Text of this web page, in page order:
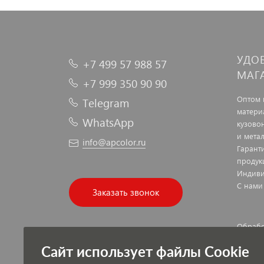
+7 499 57 988 57
+7 999 350 90 90
Telegram
WhatsApp
info@apcolor.ru
Заказать звонок
Оптом
и
С нами
Сайт использует файлы Cookie